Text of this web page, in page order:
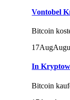
Vontobel
Bitcoin
17Aug
In
Bitcoin